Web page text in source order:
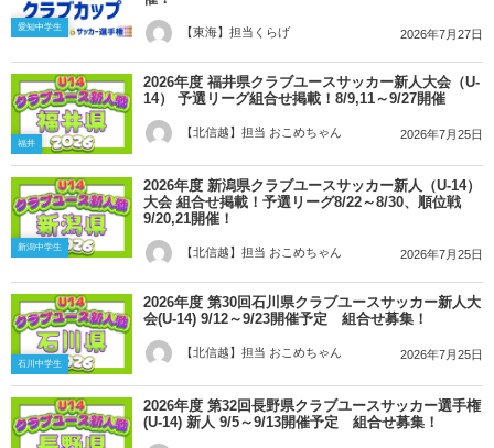
愛知中学生 【東海】担当くらげ 2026年7月27日
福井
2026年度 福井県クラブユースサッカー新人大会（U-
14） 予選リーグ組合せ掲載！8/9,11～9/27開催
【北信越】担当 おこめちゃん 2026年7月25日
新潟中学生
2026年度 新潟県クラブユースサッカー新人（U-14）
大会 組合せ掲載！予選リーグ8/22～8/30、順位戦
9/20,21開催！
【北信越】担当 おこめちゃん 2026年7月25日
石川中学生
2026年度 第30回石川県クラブユースサッカー新人大
会(U-14) 9/12～9/23開催予定 組合せ募集！
【北信越】担当 おこめちゃん 2026年7月25日
2026年度 第32回長野県クラブユースサッカー選手権
(U-14) 新人 9/5～9/13開催予定 組合せ募集！